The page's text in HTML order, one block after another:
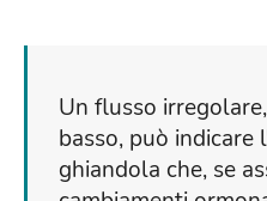
Un flusso
basso, può
ghiandola che, se